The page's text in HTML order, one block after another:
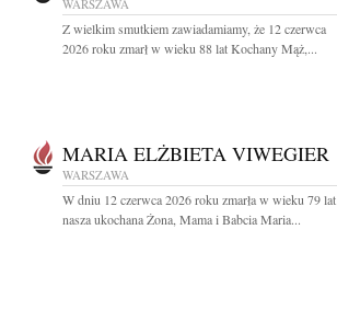
WARSZAWA
Z wielkim smutkiem zawiadamiamy, że 12 czerwca
2026 roku zmarł w wieku 88 lat Kochany Mąż,...
MARIA ELŻBIETA VIWEGIER
WARSZAWA
W dniu 12 czerwca 2026 roku zmarła w wieku 79 lat
nasza ukochana Żona, Mama i Babcia Maria...